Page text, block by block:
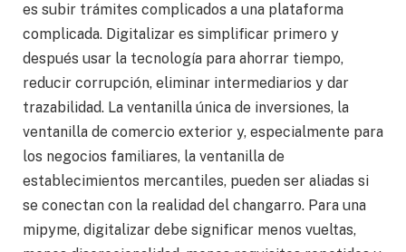
es subir trámites complicados a una plataforma
complicada. Digitalizar es simplificar primero y
después usar la tecnología para ahorrar tiempo,
reducir corrupción, eliminar intermediarios y dar
trazabilidad. La ventanilla única de inversiones, la
ventanilla de comercio exterior y, especialmente para
los negocios familiares, la ventanilla de
establecimientos mercantiles, pueden ser aliadas si
se conectan con la realidad del changarro. Para una
mipyme, digitalizar debe significar menos vueltas,